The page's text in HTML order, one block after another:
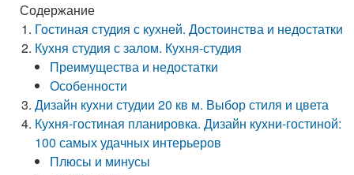
Содержание
Гостиная студия с кухней. Достоинства и недостатки
Кухня студия с залом. Кухня-студия
Преимущества и недостатки
Особенности
Дизайн кухни студии 20 кв м. Выбор стиля и цвета
Кухня-гостиная планировка. Дизайн кухни-гостиной:
100 самых удачных интерьеров
Плюсы и минусы